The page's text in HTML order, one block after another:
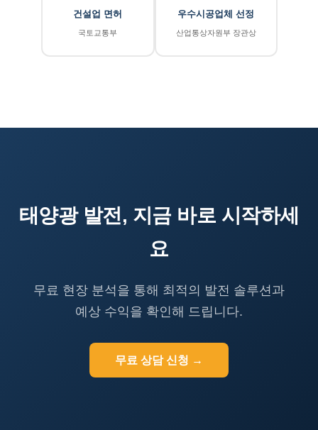
건설업 면허
국토교통부
우수시공업체 선정
산업통상자원부 장관상
태양광 발전, 지금 바로 시작하세
요
무료 현장 분석을 통해 최적의 발전 솔루션과
예상 수익을 확인해 드립니다.
무료 상담 신청 →